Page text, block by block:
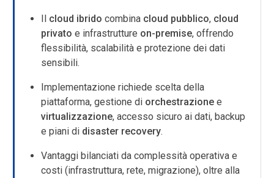
Il cloud ibrido combina cloud pubblico, cloud
privato e infrastrutture on-premise, offrendo
flessibilità, scalabilità e protezione dei dati
sensibili.
Implementazione richiede scelta della
piattaforma, gestione di orchestrazione e
virtualizzazione, accesso sicuro ai dati, backup
e piani di disaster recovery.
Vantaggi bilanciati da complessità operativa e
costi (infrastruttura, rete, migrazione), oltre alla